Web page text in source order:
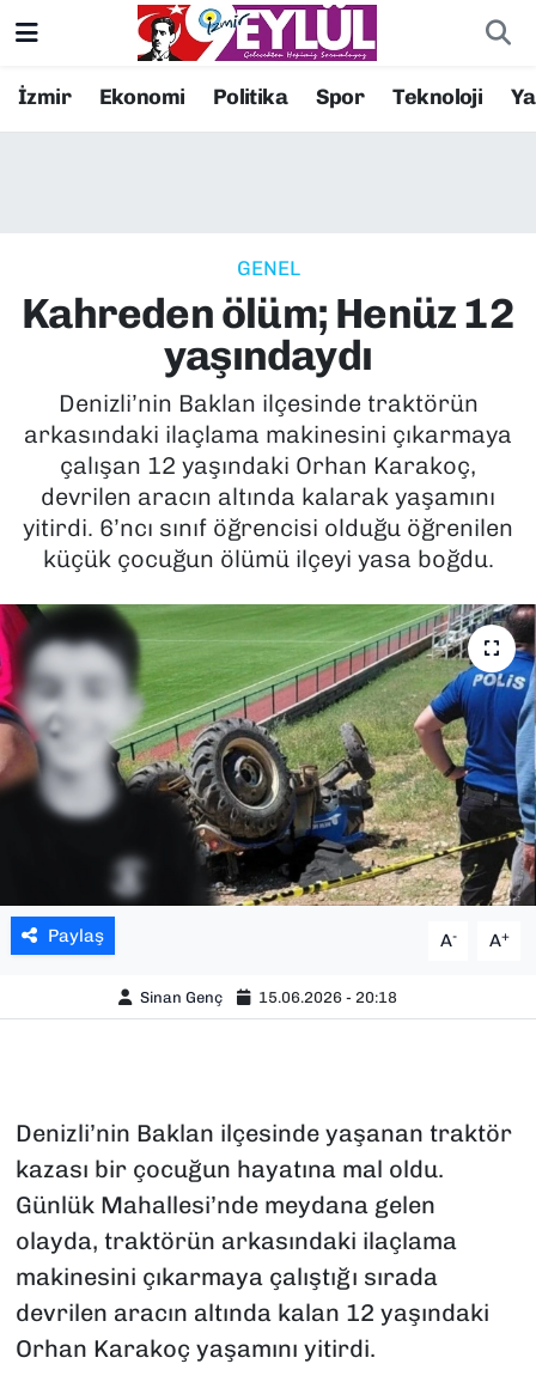
İzmir Ekonomi Politika Spor Teknoloji
GENEL
Kahreden ölüm; Henüz 12
yaşındaydı
Denizli’nin Baklan ilçesinde traktörün
arkasındaki ilaçlama makinesini çıkarmaya
çalışan 12 yaşındaki Orhan Karakoç,
devrilen aracın altında kalarak yaşamını
yitirdi. 6’ncı sınıf öğrencisi olduğu öğrenilen
küçük çocuğun ölümü ilçeyi yasa boğdu.
Paylaş A- A+
Sinan Genç 15.06.2026 - 20:18
Denizli’nin Baklan ilçesinde yaşanan traktör
kazası bir çocuğun hayatına mal oldu.
Günlük Mahallesi’nde meydana gelen
olayda, traktörün arkasındaki ilaçlama
makinesini çıkarmaya çalıştığı sırada
devrilen aracın altında kalan 12 yaşındaki
Orhan Karakoç yaşamını yitirdi.
Resmi İlanlar
EKONOMİ
KÜLTÜR SANAT
MAGAZİN
POLİTİKA
SAĞLIK
SPOR
TEKNOLOJİ
YAŞAM
YEREL YÖNETİMLER
Konak Nöbetçi Eczaneler
Süper Lig Puan Durumu ve Fikstür
Tüm Manşetler
Son Dakika Haberleri
Haber Arşivi